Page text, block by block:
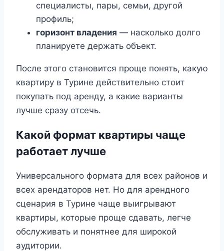
специалисты, пары, семьи, другой
профиль;
горизонт владения — насколько долго
планируете держать объект.
После этого становится проще понять, какую
квартиру в Турине действительно стоит
покупать под аренду, а какие варианты
лучше сразу отсечь.
Какой формат квартиры чаще
работает лучше
Универсального формата для всех районов и
всех арендаторов нет. Но для арендного
сценария в Турине чаще выигрывают
квартиры, которые проще сдавать, легче
обслуживать и понятнее для широкой
аудитории.